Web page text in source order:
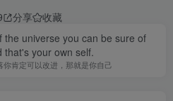
分享
收藏
universe you can be sure of
that's your own self.
肯定可以改进，那就是你自己